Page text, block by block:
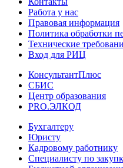
Работа у нас
Правовая информация
Политика обработки
Технические
Вход для РИЦ
КонсультантПлюс
СБИС
Центр образования
PRO.ЭЛКОД
Бухгалтеру
Юристу
Кадровому работнику
Специалисту по